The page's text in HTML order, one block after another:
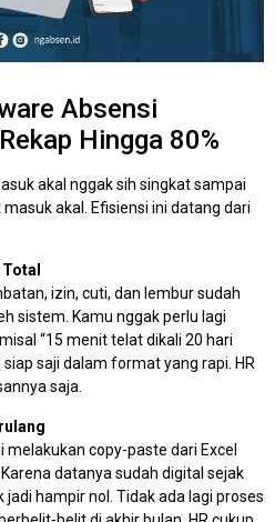
Absensi
Hingga 80%
akal nggak sih singkat sampai
akal. Efisiensi ini datang dari
izin, cuti, dan lembur sudah
sistem. Kamu nggak perlu lagi
“15 menit telat dikali 20 hari
siap saji dalam format yang rapi. HR
saja.
melakukan copy-paste dari Excel
datanya sudah digital sejak
jadi hampir nol. Tidak ada lagi proses